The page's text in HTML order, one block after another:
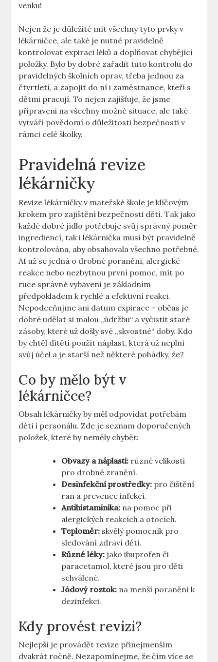
venku!
Nejen že je důležité mít všechny tyto prvky v
lékárničce, ale také je nutné pravidelně
kontrolovat expiraci léků a doplňovat chybějící
položky. Bylo by dobré zařadit tuto kontrolu do
pravidelných školních oprav, třeba jednou za
čtvrtletí, a zapojit do ní i zaměstnance, kteří s
dětmi pracují. To nejen zajišťuje, že jsme
připraveni na všechny možné situace, ale také
vytváří povědomí o důležitosti bezpečnosti v
rámci celé školky.
Pravidelná revize
lékárničky
Revize lékárničky v mateřské škole je klíčovým
krokem pro zajištění bezpečnosti dětí. Tak jako
každé dobré jídlo potřebuje svůj správný poměr
ingrediencí, tak i lékárnička musí být pravidelně
kontrolována, aby obsahovala všechno potřebné.
Ať už se jedná o drobné poranění, alergické
reakce nebo nezbytnou první pomoc, mít po
ruce správné vybavení je základním
předpokladem k rychlé a efektivní reakci.
Nepodceňujme ani datum expirace – občas je
dobré udělat si malou „údržbu“ a vyčistit staré
zásoby, které už došly své „skvostné“ doby. Kdo
by chtěl dítěti použít náplast, která už neplní
svůj účel a je starší než některé pohádky, že?
Co by mělo být v
lékárničce?
Obsah lékárničky by měl odpovídat potřebám
dětí i personálu. Zde je seznam doporučených
položek, které by neměly chybět:
Obvazy a náplasti: různé velikosti
pro drobné zranění.
Desinfekční prostředky: pro čištění
ran a prevence infekcí.
Antihistaminika: na pomoc při
alergických reakcích a otocích.
Teploměr: skvělý pomocník pro
sledování zdraví dětí.
Různé léky: jako ibuprofen či
paracetamol, které jsou pro děti
schválené.
Jódový roztok: na menší poranění k
dezinfekci.
Kdy provést revizi?
Nejlepší je provádět revize přinejmenším
dvakrát ročně. Nezapomínejme, že čím více se